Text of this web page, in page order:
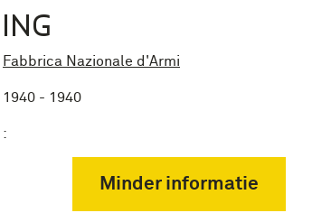
Fabbrica Nazionale d'Armi
1940 - 1940
:
Minder informatie